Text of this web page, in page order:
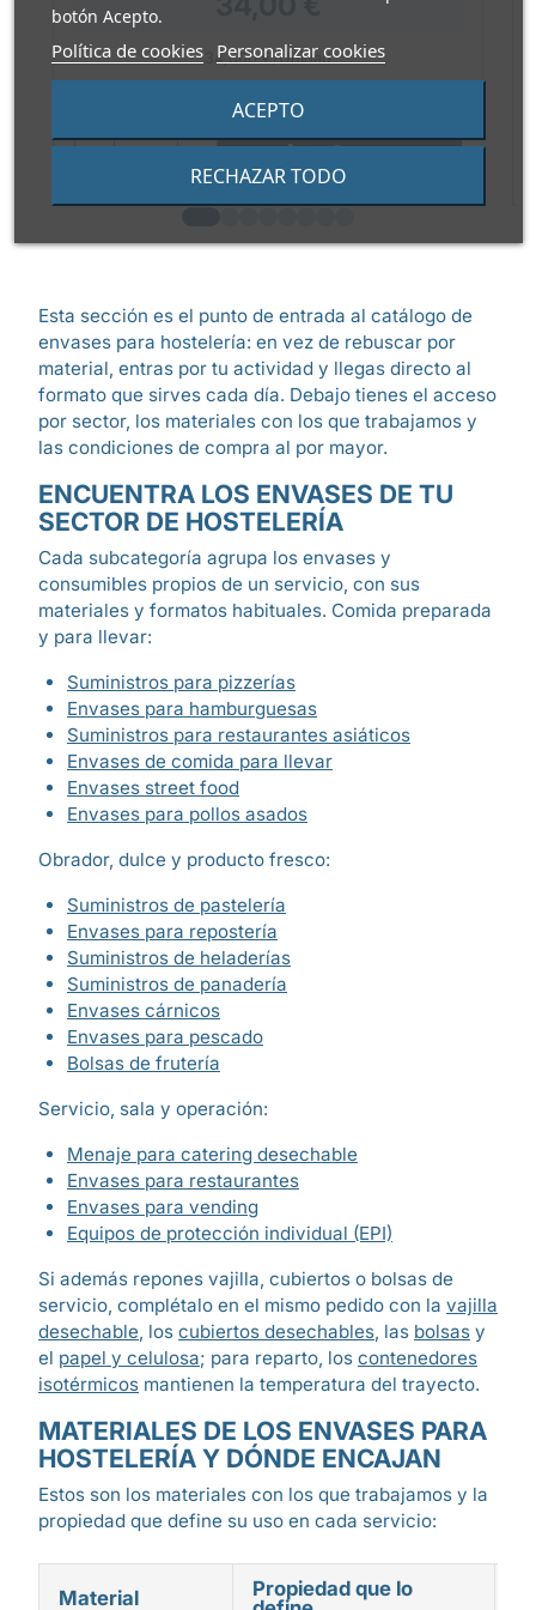
botón Acepto.
Política de cookies Personalizar cookies
RECHAZAR TODO
ACEPTO
34,000 €/Unidad
Paquete de 1 unidad

Esta sección es el punto de entrada al catálogo de
envases para hostelería: en vez de rebuscar por
material, entras por tu actividad y llegas directo al
formato que sirves cada día. Debajo tienes el acceso
por sector, los materiales con los que trabajamos y
las condiciones de compra al por mayor.
ENCUENTRA LOS ENVASES DE TU
SECTOR DE HOSTELERÍA
Cada subcategoría agrupa los envases y
consumibles propios de un servicio, con sus
materiales y formatos habituales. Comida preparada
y para llevar:
Suministros para pizzerías
Envases para hamburguesas
Suministros para restaurantes asiáticos
Envases de comida para llevar
Envases street food
Envases para pollos asados
Obrador, dulce y producto fresco:
Suministros de pastelería
Envases para repostería
Suministros de heladerías
Suministros de panadería
Envases cárnicos
Envases para pescado
Bolsas de frutería
Servicio, sala y operación:
Menaje para catering desechable
Envases para restaurantes
Envases para vending
Equipos de protección individual (EPI)
Si además repones vajilla, cubiertos o bolsas de
servicio, complétalo en el mismo pedido con la vajilla
desechable, los cubiertos desechables, las bolsas y
el papel y celulosa; para reparto, los contenedores
isotérmicos mantienen la temperatura del trayecto.
MATERIALES DE LOS ENVASES PARA
HOSTELERÍA Y DÓNDE ENCAJAN
Estos son los materiales con los que trabajamos y la
propiedad que define su uso en cada servicio:
Material
Propiedad que lo